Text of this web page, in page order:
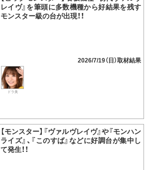
レイヴ』を筆頭に多数機種から好結果を残す
モンスター級の台が出現！！
2026/7/19（日）
ドラ美
【モンスター】『ヴァルヴレイヴ』や『モンハン
ライズ』、『このすば』などに好調台が集中し
て発生！！